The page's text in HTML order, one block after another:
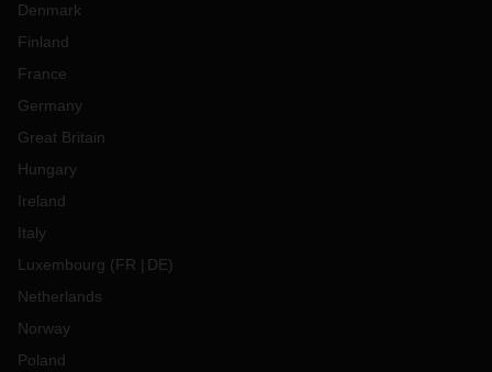
Denmark
Finland
France
Germany
Great Britain
Hungary
Ireland
Italy
Luxembourg (FR DE)
Netherlands
Norway
Poland